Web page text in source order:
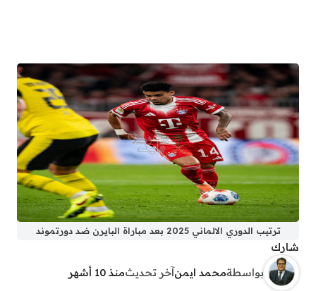
ترتيب الدوري الالماني 2025 بعد مباراة البايرن ضد دورتموند
شارك
بواسطةمحمد ايمنآخر تحديثمنذ 10 أشهر